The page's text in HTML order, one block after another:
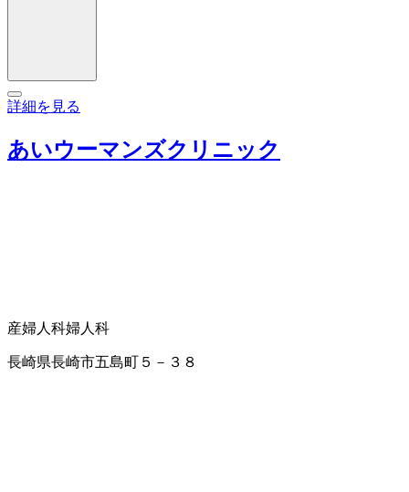
詳細を見る
あいウーマンズクリニック
産婦人科婦人科
長崎県長崎市五島町５－３８